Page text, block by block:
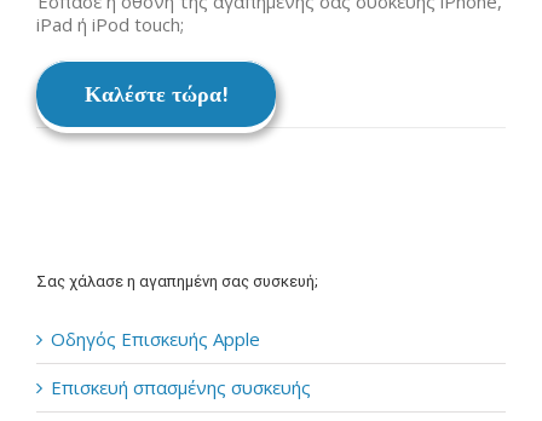
iPad ή iPod touch;
Καλέστε τώρα!
Σας χάλασε η αγαπημένη σας συσκευή;
Οδηγός Επισκευής Apple
Επισκευή σπασμένης συσκευής